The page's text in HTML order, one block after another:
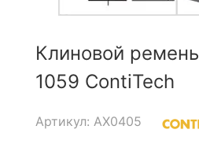
Клиновой
1059 ContiTech
Артикул: AX0405